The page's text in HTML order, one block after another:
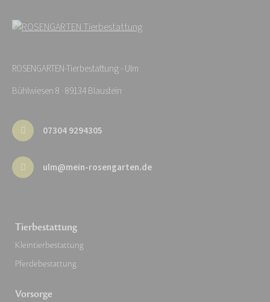
ROSENGARTEN-Tierbestattung - Ulm
Bühlwiesen 8 · 89134 Blaustein
07304 9294305
ulm@mein-rosengarten.de
Tierbestattung
Kleintierbestattung
Pferdebestattung
Vorsorge